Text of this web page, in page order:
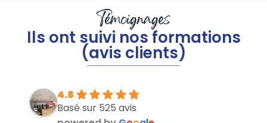
Témoignages
Ils ont suivi nos formations
(avis clients)
4.8
Basé sur 525 avis